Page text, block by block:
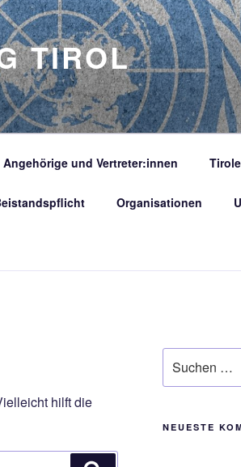
TIROL
Angehörige und Vertreter:innen
Organisationen
hilft die
nach:
NEUESTE